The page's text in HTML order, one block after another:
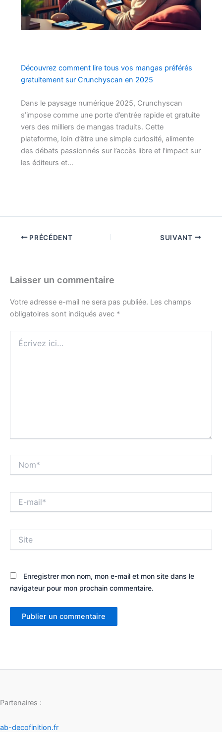
Découvrez comment lire tous vos mangas préférés
gratuitement sur Crunchyscan en 2025
Dans le paysage numérique 2025, Crunchyscan
s’impose comme une porte d’entrée rapide et gratuite
vers des milliers de mangas traduits. Cette
plateforme, loin d’être une simple curiosité, alimente
des débats passionnés sur l’accès libre et l’impact sur
les éditeurs et…
PRÉCÉDENT SUIVANT
Laisser un commentaire
Votre adresse e-mail ne sera pas publiée. Les champs
obligatoires sont indiqués avec *
ici…
mail*
Enregistrer mon nom, mon e-mail et mon site dans le
navigateur pour mon prochain commentaire.
Partenaires :
ab-decofinition.fr